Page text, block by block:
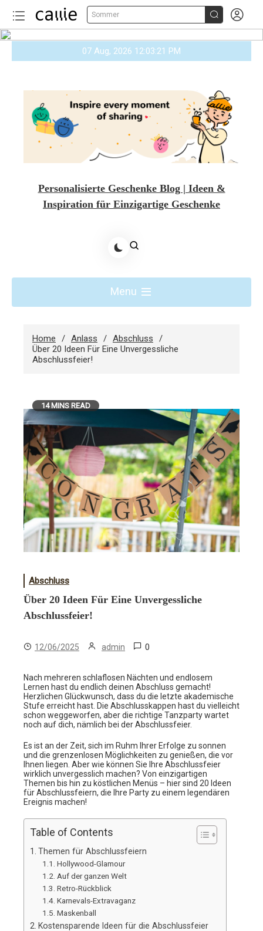
Sommer  
07 Aug, 2026 12:03:23 PM
Personalisierte Geschenke Blog | Ideen &
Inspiration für Einzigartige Geschenke
Menu
Home Anlass
Abschluss
Über 20 Ideen Für Eine Unvergessliche
Abschlussfeier!
14 MINS READ
Abschluss
Über 20 Ideen Für Eine Unvergessliche
Abschlussfeier!
12/06/2025 admin 0
Nach mehreren schlaflosen Nächten und endlosem
Lernen hast du endlich deinen Abschluss gemacht!
Herzlichen Glückwunsch, dass du die letzte akademische
Stufe erreicht hast. Die Abschlusskappen hast du vielleicht
schon weggeworfen, aber die richtige Tanzparty wartet
noch auf dich, nämlich bei der Abschlussfeier.
Es ist an der Zeit, sich im Ruhm Ihrer Erfolge zu sonnen
und die grenzenlosen Möglichkeiten zu genießen, die vor
Ihnen liegen. Aber wie können Sie Ihre Abschlussfeier
wirklich unvergesslich machen? Von einzigartigen
Themen bis hin zu köstlichen Menüs – hier sind 20 Ideen
für Abschlussfeiern, die Ihre Party zu einem legendären
Ereignis machen!
Table of Contents
Themen für Abschlussfeiern
Hollywood-Glamour
Auf der ganzen Welt
Retro-Rückblick
Karnevals-Extravaganz
Maskenball
Kostensparende Ideen für die Abschlussfeier